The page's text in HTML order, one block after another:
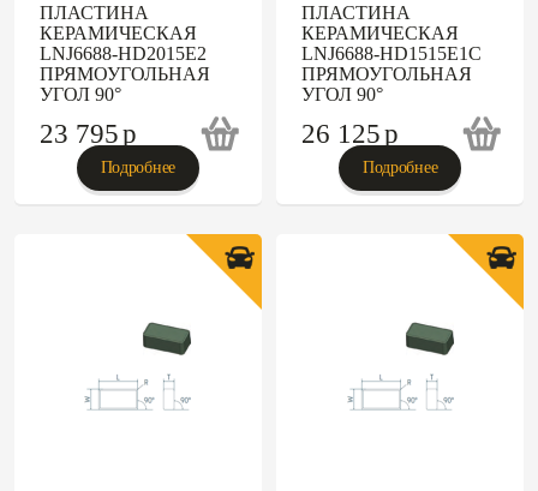
ПЛАСТИНА
КЕРАМИЧЕСКАЯ
LNJ6688-HD2015E2
ПРЯМОУГОЛЬНАЯ
УГОЛ 90°
23 795p
Подробнее
ПЛАСТИНА
КЕРАМИЧЕСКАЯ
LNJ6688-HD1515E1C
ПРЯМОУГОЛЬНАЯ
УГОЛ 90°
26 125p
Подробнее